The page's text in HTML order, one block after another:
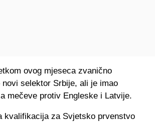
ovog mjeseca zvanično
novi selektor Srbije, ali je imao
mečeve protiv Engleske i Latvije.
kvalifikacija za Svjetsko prvenstvo